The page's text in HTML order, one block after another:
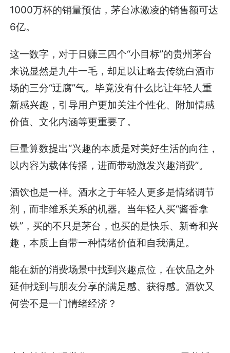
1000万杯的销量预估，茅台冰激凌的销售额可达
6亿。
这一数字，对于日赚三四个“小目标”的贵州茅台
来说显然是九牛一毛，却足以让略去传统白酒市
场的三分“迂腐”气。毕竟没有什么比让年轻人重
新感兴趣，引导用户更加关注个性化、附加情感
价值、文化内涵等更重要了。
巨量算数提出“兴趣的本质是对美好生活的向往，
以内容为载体传播，进而带动激发兴趣消费”。
酒饮也是一样。酒水之于年轻人更多是情绪调节
剂，而非维系关系的机器。当年轻人买“酱香拿
铁”，买的不只是茅台，也买的是快乐、新奇和兴
趣，本质上自带一种情绪价值和自我满足。
能在新的消费场景中找到兴趣点位，在饮品之外
延伸找到与朋友分享的满足感、获得感。酒饮又
何尝不是一门情绪经济？